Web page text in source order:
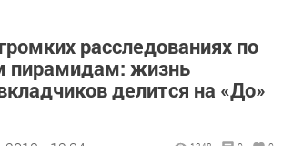
расследованиях по
пирамидам: жизнь
делится на «До»